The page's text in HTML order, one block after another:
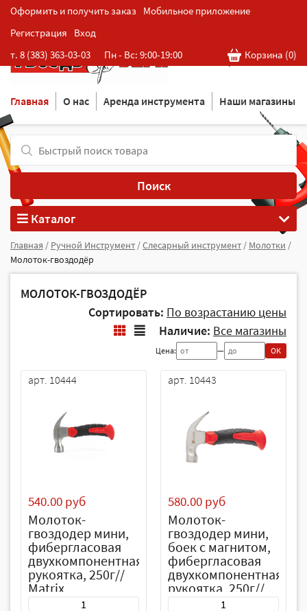
Оформить и получить заказ Мобильное приложение
Регистрация
Вход
т. 8 (383) 363-03-03
Пн - Вс: 9:00-19:00 Корзина (0)
Розничная cеть магазинов
в Новосибирске
Главная О нас Аренда инструмента Наши магазины
Поиск
Каталог
Главная / Ручной Инструмент /Слесарный инструмент / Молотки /
Молоток-гвоздодёр
МОЛОТОК-ГВОЗДОДЁР
Сортировать: По возрастанию цены
Наличие: Все магазины
Цена: — OK
арт. 10444
540.00 руб
Молоток-
гвоздодер мини,
фибергласовая
двухкомпонентная
рукоятка, 250г//
Matrix
арт. 10443
580.00 руб
Молоток-
гвоздодер мини,
боек с магнитом,
фибергласовая
двухкомпонентная
рукоятка, 250г//
Matrix